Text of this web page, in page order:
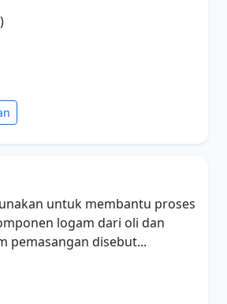
untuk membantu proses
logam dari oli dan
pemasangan disebut...